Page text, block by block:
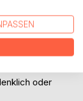
ein lautes
nicht
Gedanken zu
oder